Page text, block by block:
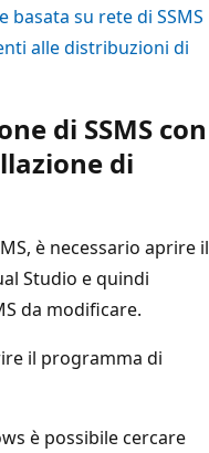
su rete di SSMS
alle distribuzioni di
di SSMS con
di
è necessario aprire il
Studio e quindi
da modificare.
il programma di
è possibile cercare